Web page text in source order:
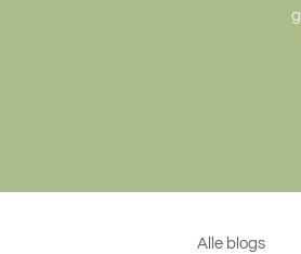
Alle blogs